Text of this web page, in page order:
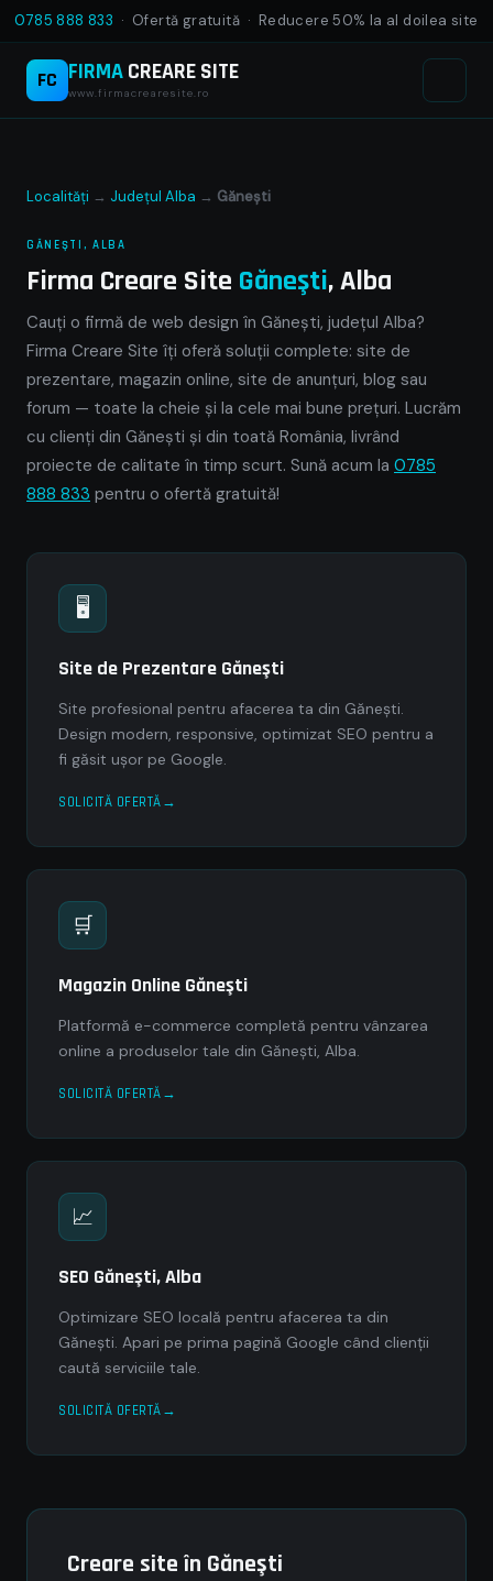
0785 888 833 · Ofertă gratuită · Reducere 50% la al doilea site
FC FIRMACREARE SITE
www.firmacrearesite.ro
Localități → Județul Alba → Găneşti
GĂNEŞTI, ALBA
Firma Creare Site Găneşti, Alba
Cauți o firmă de web design în Găneşti, județul Alba?
Firma Creare Site îți oferă soluții complete: site de
prezentare, magazin online, site de anunțuri, blog sau
forum — toate la cheie și la cele mai bune prețuri. Lucrăm
cu clienți din Găneşti și din toată România, livrând
proiecte de calitate în timp scurt. Sună acum la 0785
888 833 pentru o ofertă gratuită!
🖥
Site de Prezentare Găneşti
Site profesional pentru afacerea ta din Găneşti.
Design modern, responsive, optimizat SEO pentru a
fi găsit ușor pe Google.
SOLICITĂ OFERTĂ
🛒
Magazin Online Găneşti
Platformă e-commerce completă pentru vânzarea
online a produselor tale din Găneşti, Alba.
SOLICITĂ OFERTĂ
📈
SEO Găneşti, Alba
Optimizare SEO locală pentru afacerea ta din
Găneşti. Apari pe prima pagină Google când clienții
caută serviciile tale.
SOLICITĂ OFERTĂ
Creare site în Găneşti